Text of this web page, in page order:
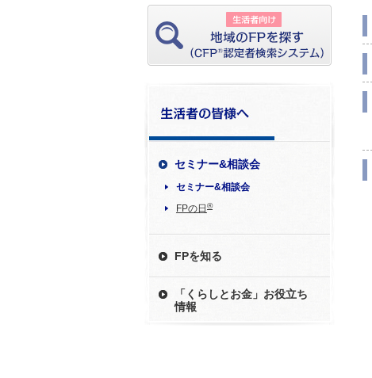
セミナー&相談会
セミナー&相談会
FPの日 ®
FPを知る
「くらしとお金」お役立ち
情報